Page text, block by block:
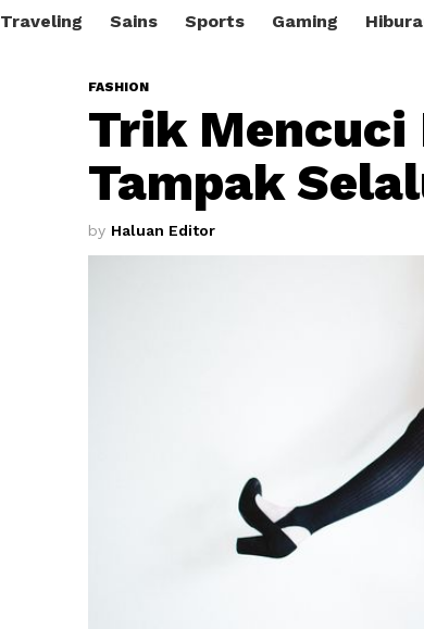
Traveling Sains Sports Gaming
FASHION
Trik Mencuci
Tampak
by Haluan Editor